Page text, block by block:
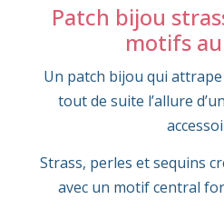
Patch bijou
motifs
Un patch bijou qui
tout de suite l’allure
Strass, perles et sequins
avec un motif central